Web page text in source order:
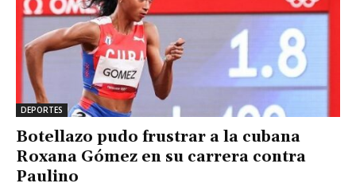
DEPORTES
Botellazo pudo frustrar a la cubana
Roxana Gómez en su carrera contra
Paulino